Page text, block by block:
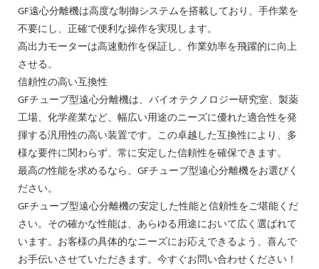
GF遠心分離機は高度な制御システムを搭載しており、手作業を
不要にし、正確で便利な操作を実現します。
高出力モーターは高速動作を保証し、作業効率を飛躍的に向上
させる。
信頼性の高い互換性
GFチューブ型遠心分離機は、バイオテクノロジー研究室、製薬
工場、化学産業など、幅広い用途のニーズに優れた適合性を発
揮する汎用性の高い装置です。この卓越した互換性により、多
様な要件に関わらず、常に安定した信頼性を確保できます。
最高の性能を求めるなら、GFチューブ型遠心分離機をお選びく
ださい。
GFチューブ型遠心分離機の安定した性能と信頼性をご堪能くだ
さい。その確かな性能は、あらゆる用途において広く選ばれて
います。お客様の具体的なニーズにお応えできるよう、喜んで
お手伝いさせていただきます。今すぐお問い合わせください！